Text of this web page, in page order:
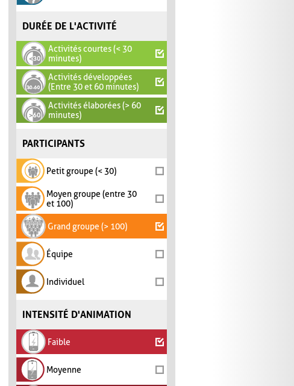
DURÉE DE L'ACTIVITÉ
Activités courtes (< 30
minutes)
Activités développées
(Entre 30 et 60 minutes)
Activités élaborées (> 60
minutes)
PARTICIPANTS
Petit groupe (< 30)
Moyen groupe (entre 30
et 100)
Grand groupe (> 100)
Équipe
Individuel
INTENSITÉ D'ANIMATION
Faible
Moyenne